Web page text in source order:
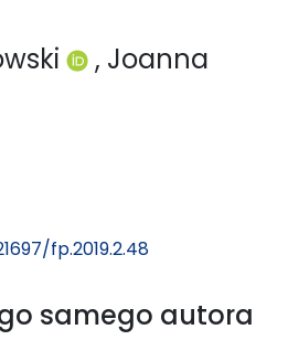
, Joanna
fp.2019.2.48
samego autora